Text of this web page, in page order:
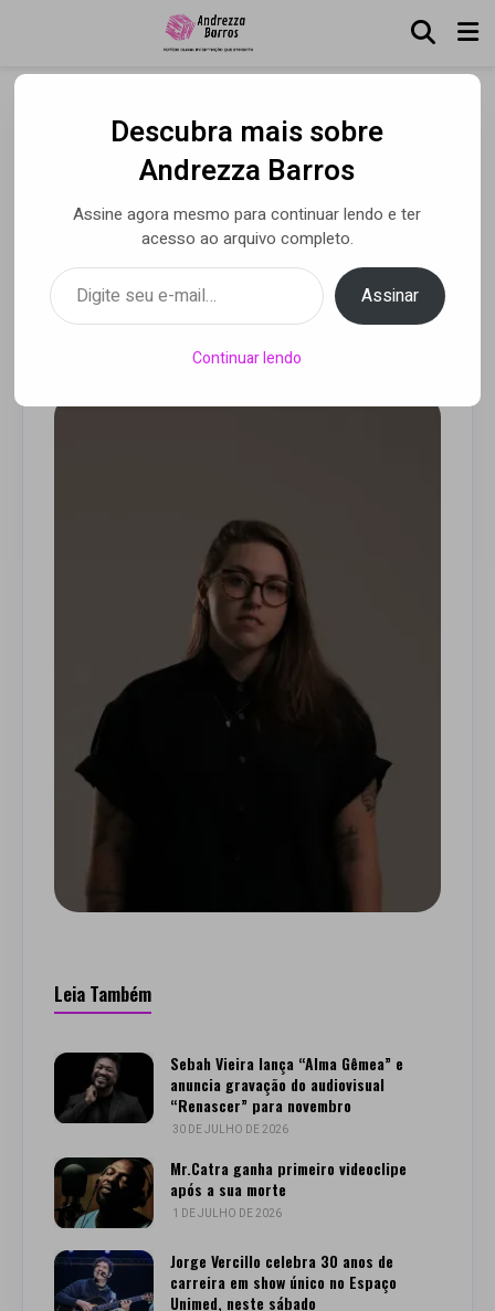
Luana Berti acabou de
lançar “Gaveta”, uma
mescla de MPB e samba,
pelo Midas Music
Por Andrezza Barros• 17 nov 2020
Leia Também
Sebah Vieira lança “Alma Gêmea” e
anuncia gravação do audiovisual
“Renascer” para novembro
30 DE JULHO DE 2026
Mr.Catra ganha primeiro videoclipe
após a sua morte
1 DE JULHO DE 2026
Jorge Vercillo celebra 30 anos de
carreira em show único no Espaço
Unimed, neste sábado
Descubra mais sobre
Andrezza Barros
Assine agora mesmo para continuar lendo e ter
acesso ao arquivo completo.
Digite seu e-mail…
Assinar
Continuar lendo